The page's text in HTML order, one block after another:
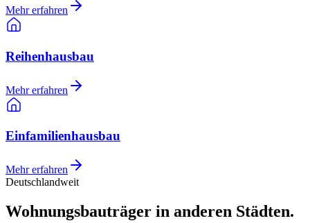
Mehr erfahren
Reihenhausbau
Mehr erfahren
Einfamilienhausbau
Mehr erfahren
Deutschlandweit
Wohnungsbauträger in anderen Städten.